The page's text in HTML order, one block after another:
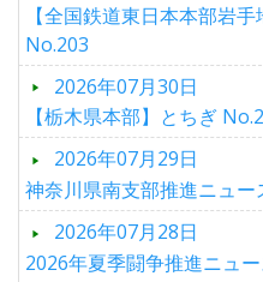
【全国鉄道東日本本部岩
No.203
2026年07月30日
【栃木県本部】とちぎ
2026年07月29日
神奈川県南支部推進ニュー
2026年07月28日
2026年夏季闘争推進ニュ